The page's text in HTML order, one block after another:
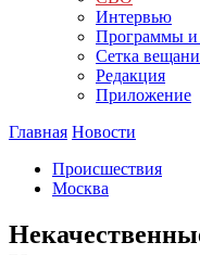
Интервью
Программы и
Сетка
Редакция
Приложение
Главная Новости
Происшествия
Москва